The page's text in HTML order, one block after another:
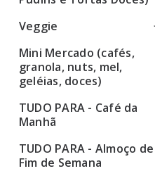
Ver todos
Veggie
Ver todos
Mini Mercado (cafés,
granola, nuts, mel,
geléias, doces)
Ver todos
TUDO PARA - Café da
Manhã
TUDO PARA - Almoço de
Fim de Semana